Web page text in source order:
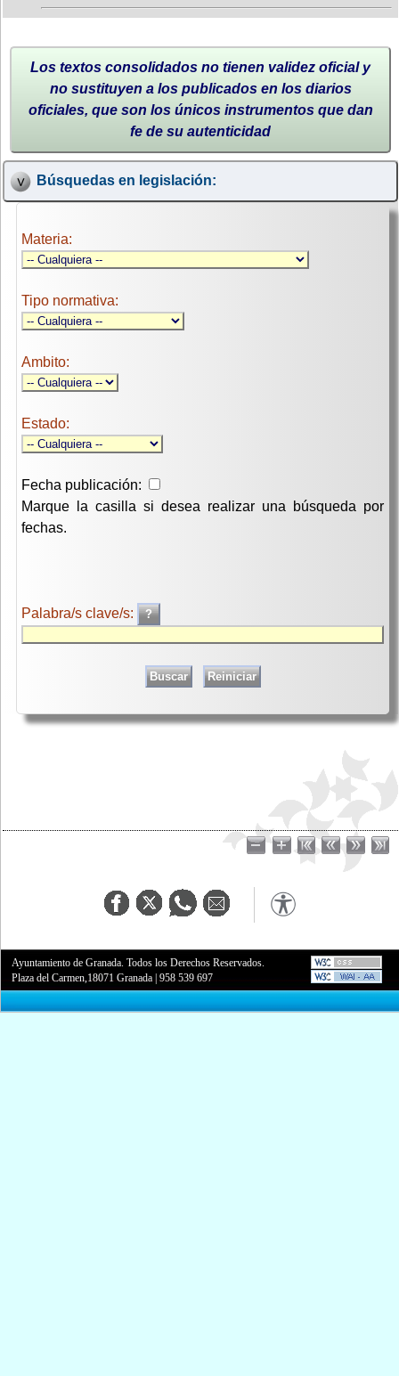
Los textos consolidados no tienen validez oficial y
no sustituyen a los publicados en los diarios
oficiales, que son los únicos instrumentos que dan
fe de su autenticidad
Búsquedas en legislación:
Materia:
Tipo normativa:
Ambito:
Estado:
Fecha publicación:
Marque la casilla si desea realizar una búsqueda por
fechas.
Palabra/s clave/s:
Ayuntamiento de Granada. Todos los Derechos Reservados.
Plaza del Carmen,18071 Granada |958 539 697